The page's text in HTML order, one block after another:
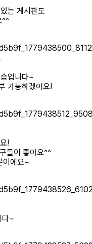
는 게시판도
^^
입니다~
가능하겠어요!
!
들이 좋아요^^
이에요~
다~